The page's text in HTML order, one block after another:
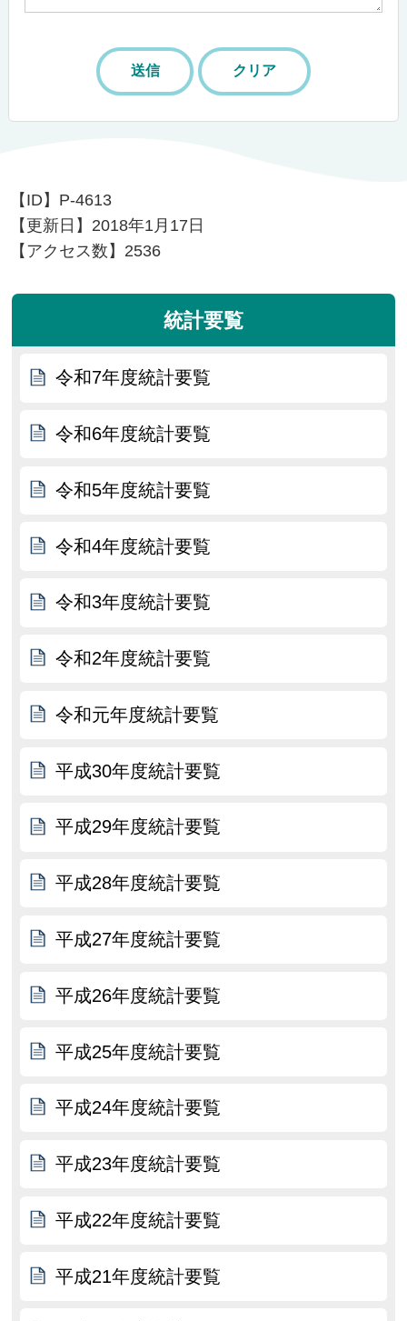
【ID】 P-4613
【更新日】 2018年1月17日
【アクセス数】 2536
統計要覧
令和7年度統計要覧
令和6年度統計要覧
令和5年度統計要覧
令和4年度統計要覧
令和3年度統計要覧
令和2年度統計要覧
令和元年度統計要覧
平成30年度統計要覧
平成29年度統計要覧
平成28年度統計要覧
平成27年度統計要覧
平成26年度統計要覧
平成25年度統計要覧
平成24年度統計要覧
平成23年度統計要覧
平成22年度統計要覧
平成21年度統計要覧